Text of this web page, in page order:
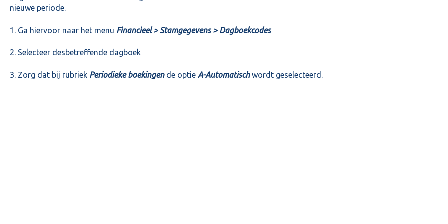
nieuwe periode.
1. Ga hiervoor naar het menu Financieel > Stamgegevens > Dagboekcodes
2. Selecteer desbetreffende dagboek
3. Zorg dat bij rubriekPeriodieke boekingende optieA-Automatischwordt geselecteerd.